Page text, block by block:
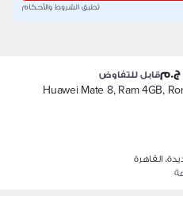
تُطبق الشروط والأحكام
قابل للتفاوض
Huawei Mate 8, Ram 4GB,
القاهرة